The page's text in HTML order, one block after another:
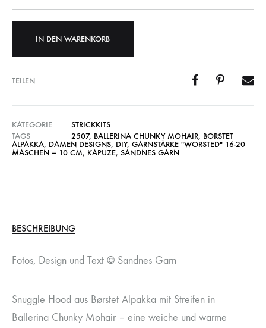
IN DEN WARENKORB
TEILEN
KATEGORIE
STRICKKITS
TAGS
2507, BALLERINA CHUNKY MOHAIR, BORSTET
ALPAKKA, DAMEN DESIGNS, DIY, GARNSTÄRKE "WORSTED" 16-20
MASCHEN = 10 CM, KAPUZE, SANDNES GARN
BESCHREIBUNG
Fotos, Design und Text © Sandnes Garn
Snuggle Hood aus Børstet Alpakka mit Streifen in
Ballerina Chunky Mohair – eine weiche und warme